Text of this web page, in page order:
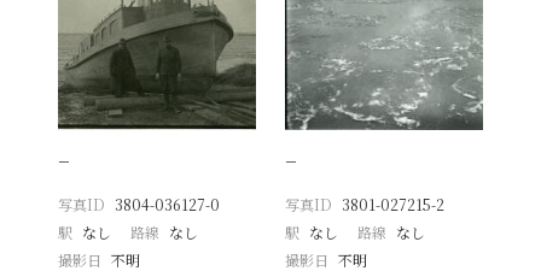
−
写真ID 3804-036127-0
駅 なし 路線 なし
撮影日
不明
−
写真ID 3801-027215-2
駅 なし 路線 なし
撮影日 不明